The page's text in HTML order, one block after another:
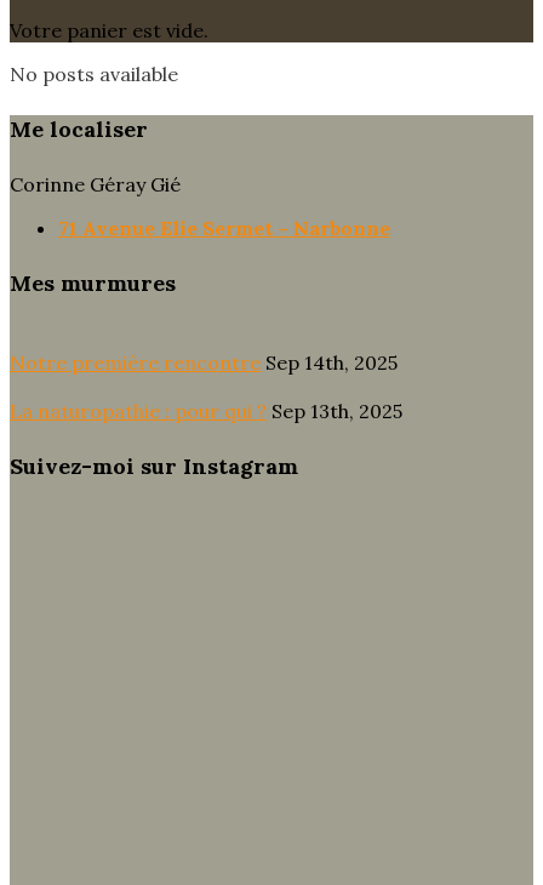
Votre panier est vide.
No posts available
Me localiser
Corinne Géray Gié
71 Avenue Elie Sermet – Narbonne
Mes murmures
Notre première rencontre Sep 14th, 2025
La naturopathie : pour qui ? Sep 13th, 2025
Suivez-moi sur Instagram